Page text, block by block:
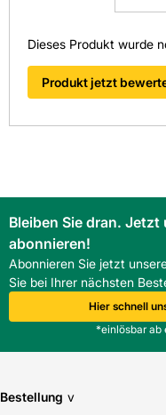
Dieses Produkt wurde
Produkt jetzt
Bleiben Sie dran.
abonnieren!
Abonnieren Sie jetzt
Sie bei Ihrer nächsten
Hier schnell
*einlösbar ab
Bestellung v